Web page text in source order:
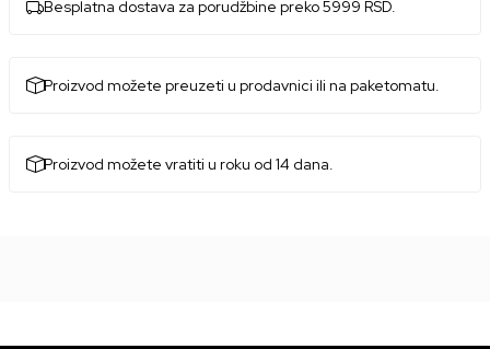
Besplatna dostava za porudžbine preko 5999 RSD.
Proizvod možete preuzeti u prodavnici ili na paketomatu.
Proizvod možete vratiti u roku od 14 dana.